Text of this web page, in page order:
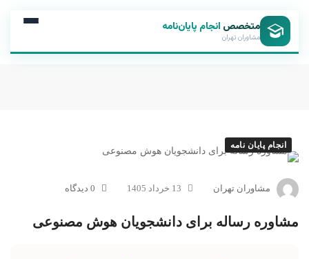
متخصص انجام پایان‌نامه
مشاوران تهران
انجام پایان نامه
مشاوران تهران 13 خرداد 1405 0 دیدگاه
مشاوره رساله برای دانشجویان هوش مصنوعی